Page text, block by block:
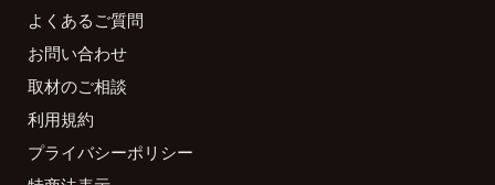
よくあるご質問
お問い合わせ
取材のご相談
利用規約
プライバシーポリシー